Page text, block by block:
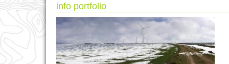
info portfolio